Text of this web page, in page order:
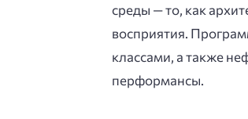
среды — то, как
восприятия.
классами, а также
перформансы.